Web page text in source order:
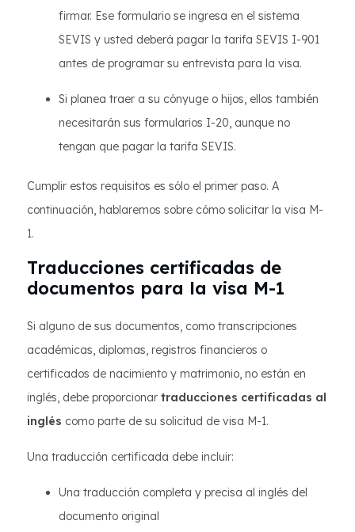
firmar. Ese formulario se ingresa en el sistema
SEVIS y usted deberá pagar la tarifa SEVIS I-901
antes de programar su entrevista para la visa.
Si planea traer a su cónyuge o hijos, ellos también
necesitarán sus formularios I-20, aunque no
tengan que pagar la tarifa SEVIS.
Cumplir estos requisitos es sólo el primer paso. A
continuación, hablaremos sobre cómo solicitar la visa M-
1.
Traducciones certificadas de
documentos para la visa M-1
Si alguno de sus documentos, como transcripciones
académicas, diplomas, registros financieros o
certificados de nacimiento y matrimonio, no están en
inglés, debe proporcionar traducciones certificadas al
inglés como parte de su solicitud de visa M-1.
Una traducción certificada debe incluir:
Una traducción completa y precisa al inglés del
documento original